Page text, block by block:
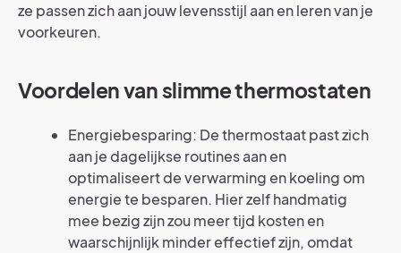
ze passen zich aan jouw levensstijl aan en leren van je
voorkeuren.
Voordelen van slimme thermostaten
Energiebesparing: De thermostaat past zich
aan je dagelijkse routines aan en
optimaliseert de verwarming en koeling om
energie te besparen. Hier zelf handmatig
mee bezig zijn zou meer tijd kosten en
waarschijnlijk minder effectief zijn, omdat